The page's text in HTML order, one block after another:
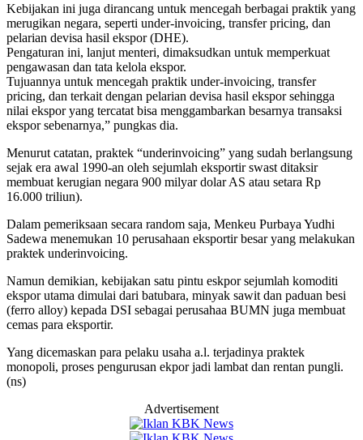
Kebijakan ini juga dirancang untuk mencegah berbagai praktik yang
merugikan negara, seperti under-invoicing, transfer pricing, dan
pelarian devisa hasil ekspor (DHE).
Pengaturan ini, lanjut menteri, dimaksudkan untuk memperkuat
pengawasan dan tata kelola ekspor.
Tujuannya untuk mencegah praktik under-invoicing, transfer
pricing, dan terkait dengan pelarian devisa hasil ekspor sehingga
nilai ekspor yang tercatat bisa menggambarkan besarnya transaksi
ekspor sebenarnya,” pungkas dia.
Menurut catatan, praktek “underinvoicing” yang sudah berlangsung
sejak era awal 1990-an oleh sejumlah eksportir swast ditaksir
membuat kerugian negara 900 milyar dolar AS atau setara Rp
16.000 triliun).
Dalam pemeriksaan secara random saja, Menkeu Purbaya Yudhi
Sadewa menemukan 10 perusahaan eksportir besar yang melakukan
praktek underinvoicing.
Namun demikian, kebijakan satu pintu eskpor sejumlah komoditi
ekspor utama dimulai dari batubara, minyak sawit dan paduan besi
(ferro alloy) kepada DSI sebagai perusahaa BUMN juga membuat
cemas para eksportir.
Yang dicemaskan para pelaku usaha a.l. terjadinya praktek
monopoli, proses pengurusan ekpor jadi lambat dan rentan pungli.
(ns)
Advertisement